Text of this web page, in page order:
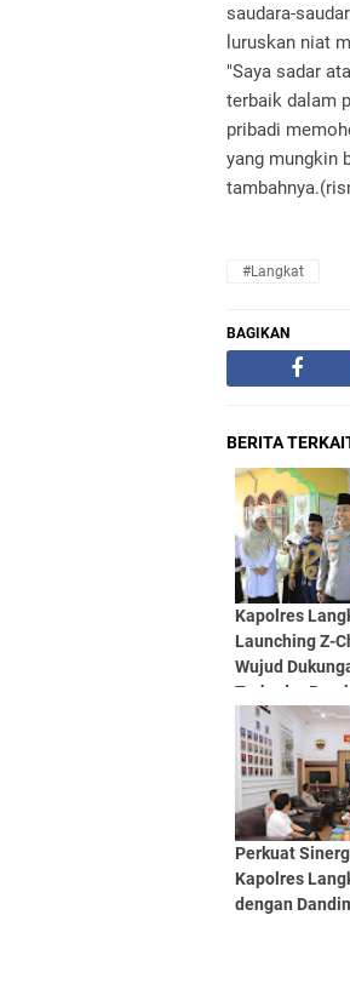
saudara-
luruskan niat
"Saya sadar
terbaik dalam
pribadi
yang mungkin
#Langkat
BAGIKAN
BERITA
Kapolres
Launching Z-
Wujud
Ekonomi
Perkuat
Kapolres
dengan